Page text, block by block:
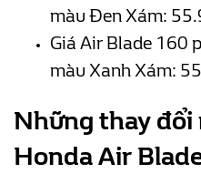
màu Đen Xám:
Giá Air Blade 160
màu Xanh Xám:
Những thay
Honda Air